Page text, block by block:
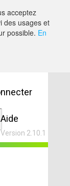
Aide
Version 2.10.1
acceptez
des usages et
possible. En